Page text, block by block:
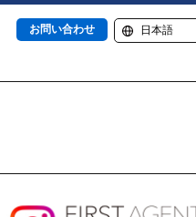
お問い合わせ